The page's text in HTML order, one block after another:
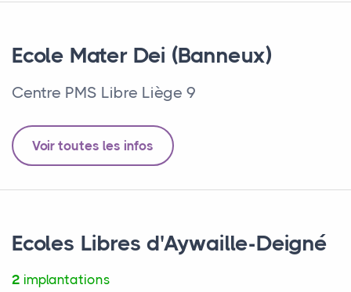
Ecole Mater Dei (Banneux)
Centre PMS Libre Liège 9
Voir toutes les infos
Ecoles Libres d'Aywaille-Deigné
2 implantations